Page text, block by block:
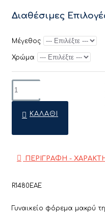
Διαθέσιμες
Μέγεθος
Χρώμα
ΚΑΛΆΘΙ
ΠΕΡΙΓΡΑΦΗ -
R1480EAE
Γυναικείο φόρεμα μακρύ